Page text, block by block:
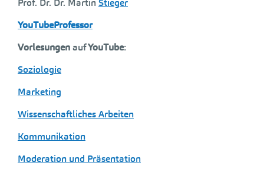
Prof. Dr. Dr. Martin Stieger
YouTubeProfessor
VorlesungenaufYouTube:
Soziologie
Marketing
Wissenschaftliches Arbeiten
Kommunikation
Moderation und Präsentation